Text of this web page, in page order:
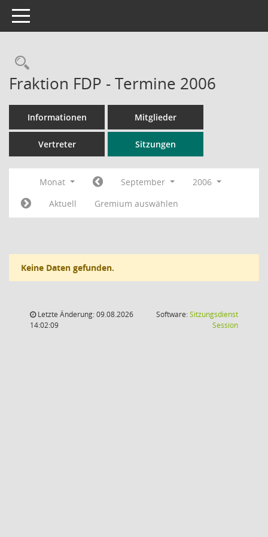
Toggle navigation
Rechercheauswahl
Fraktion FDP - Termine 2006
Informationen Mitglieder
Vertreter Sitzungen
Monat September
2006
Aktuell
Gremium auswählen
Keine Daten gefunden.
Letzte Änderung: 09.08.2026
14:02:09
Software:Sitzungsdienst
Session(Wird in